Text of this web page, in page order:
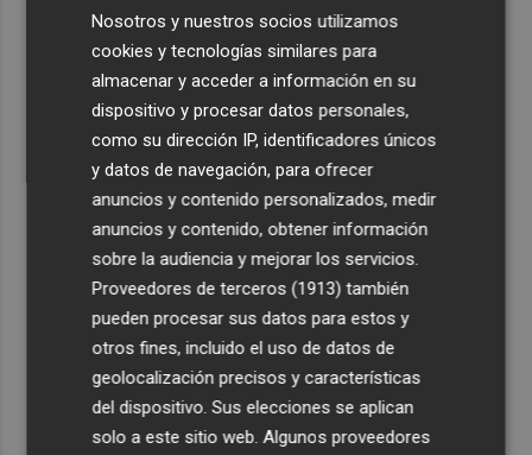
con una victoria contra el Galatasaray
Kiat Lim preside por primera vez un partido en Mestalla
Recibe toda la actualidad de
Plaza Podcast en tu correo
Quiero suscribirme
Nosotros y nuestros socios utilizamos
cookies y tecnologías similares para
almacenar y acceder a información en su
dispositivo y procesar datos personales,
como su dirección IP, identificadores únicos
y datos de navegación, para ofrecer
anuncios y contenido personalizados, medir
anuncios y contenido, obtener información
sobre la audiencia y mejorar los servicios.
Proveedores de terceros (1913) también
pueden procesar sus datos para estos y
otros fines, incluido el uso de datos de
geolocalización precisos y características
del dispositivo. Sus elecciones se aplican
solo a este sitio web. Algunos proveedores